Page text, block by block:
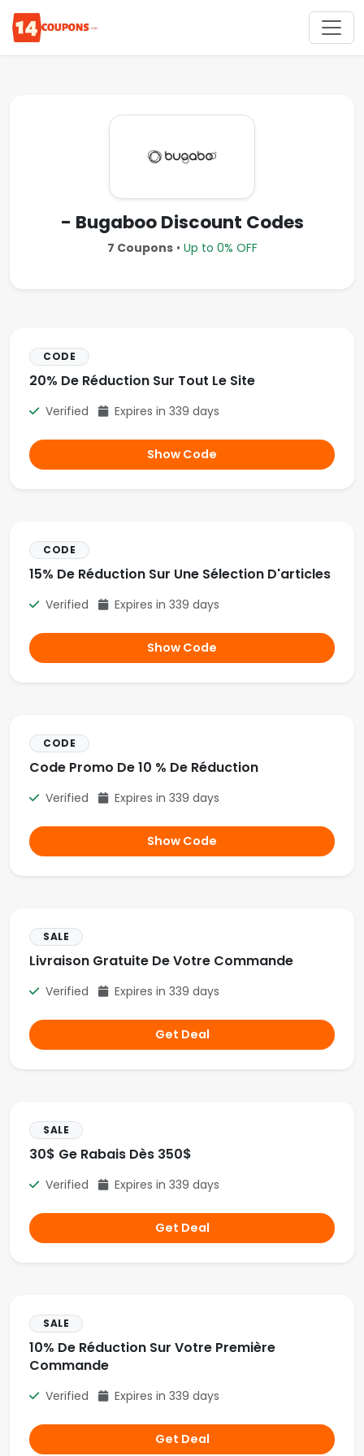
- Bugaboo Discount Codes
7 Coupons• Up to 0% OFF
CODE
20% De Réduction Sur Tout Le Site
Verified Expires in 339 days
Show Code
CODE
15% De Réduction Sur Une Sélection D'articles
Verified Expires in 339 days
Show Code
CODE
Code Promo De 10 % De Réduction
Verified Expires in 339 days
Show Code
SALE
Livraison Gratuite De Votre Commande
Verified Expires in 339 days
Get Deal
SALE
30$ Ge Rabais Dès 350$
Verified Expires in 339 days
Get Deal
SALE
10% De Réduction Sur Votre Première
Commande
Verified Expires in 339 days
Get Deal